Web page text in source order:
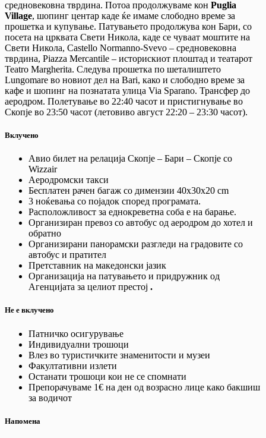
средновековна тврдина. Потоа продолжуваме кон Puglia
Village, шопинг центар каде ќе имаме слободно време за
прошетка и купување. Патувањето продолжува кон Бари, со
посета на црквата Свети Никола, каде се чуваат моштите на
Свети Никола, Castello Normanno-Svevo – средновековна
тврдина, Piazza Mercantile – историскиот плоштад и театарот
Teatro Margherita. Следува прошетка по шеталиштето
Lungomare во новиот дел на Bari, како и слободно време за
кафе и шопинг на познатата улица Via Sparano. Трансфер до
аеродром. Полетување во 22:40 часот и пристигнување во
Скопје во 23:50 часот (летовиво август 22:20 – 23:30 часот).
Вклучено
Авио билет на релација Скопје – Бари – Скопје со
Wizzair
Аеродромски такси
Бесплатен рачен багаж со димензии 40x30x20 cm
3 ноќевања со појадок според програмата.
Расположливост за еднокреветна соба е на барање.
Организиран превоз со автобус од аеродром до хотел и
обратно
Организирани панорамски разгледи на градовите со
автобус и пратител
Претставник на македонски јазик
Организација на патувањето и придружник од
Агенцијата за целиот престој .
Не е вклучено
Патничко осигурување
Индивидуални трошоци
Влез во туристичките знаменитости и музеи
Факултативни излети
Останати трошоци кои не се спомнати
Препорачуваме 1€ на ден од возрасно лице како бакшиш
за водичот
Напомена